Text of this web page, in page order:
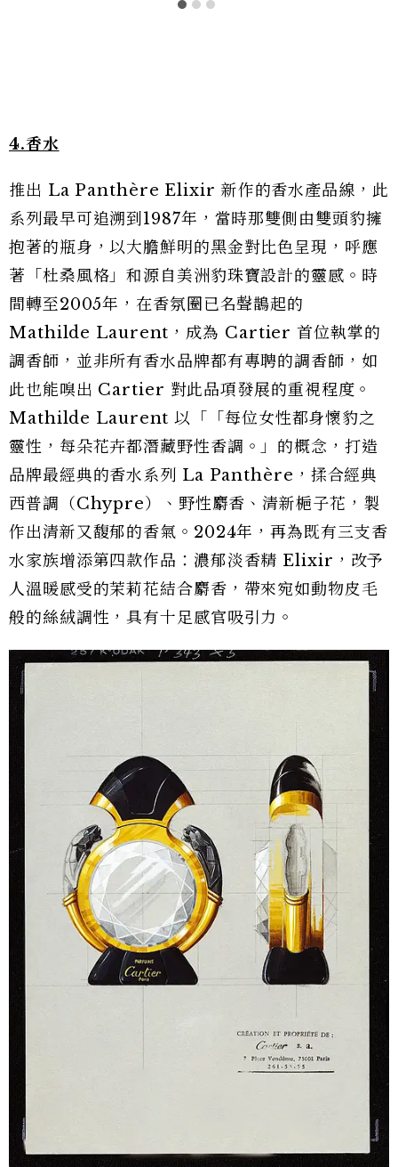
4.香水
推出 La Panthère Elixir 新作的香水產品線，此
系列最早可追溯到1987年，當時那雙側由雙頭豹擁
抱著的瓶身，以大膽鮮明的黑金對比色呈現，呼應
著「杜桑風格」和源自美洲豹珠寶設計的靈感。時
間轉至2005年，在香氛圈已名聲鵲起的
Mathilde Laurent，成為 Cartier 首位執掌的
調香師，並非所有香水品牌都有專聘的調香師，如
此也能嗅出 Cartier 對此品項發展的重視程度。
Mathilde Laurent 以「「每位女性都身懷豹之
靈性，每朵花卉都潛藏野性香調。」的概念，打造
品牌最經典的香水系列 La Panthère，揉合經典
西普調（Chypre）、野性麝香、清新梔子花，製
作出清新又馥郁的香氣。2024年，再為既有三支香
水家族增添第四款作品：濃郁淡香精 Elixir，改予
人溫暖感受的茉莉花結合麝香，帶來宛如動物皮毛
般的絲絨調性，具有十足感官吸引力。